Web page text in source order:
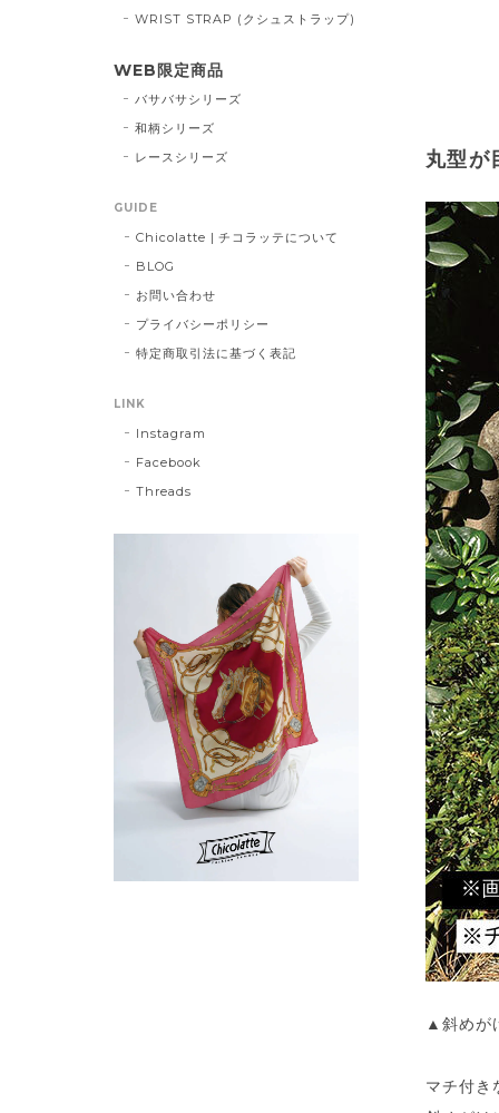
丸型が
▲斜めが
マチ付
WRIST STRAP (クシュストラップ)
WEB限定商品
バサバサシリーズ
和柄シリーズ
レースシリーズ
GUIDE
Chicolatte | チコラッテについて
BLOG
お問い合わせ
プライバシーポリシー
特定商取引法に基づく表記
LINK
Instagram
Facebook
Threads